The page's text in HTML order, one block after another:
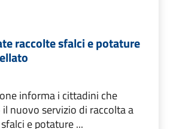
raccolte sfalci e potature
informa i cittadini che
nuovo servizio di raccolta a
e potature ...